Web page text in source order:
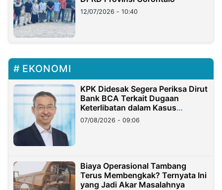
12/07/2026 - 10:40
EKONOMI
KPK Didesak Segera Periksa Dirut
Bank BCA Terkait Dugaan
Keterlibatan dalam Kasus
Hilangnya Dana Nasabah Rp2,58
Miliar
07/08/2026 - 09:06
Biaya Operasional Tambang
Terus Membengkak? Ternyata Ini
yang Jadi Akar Masalahnya